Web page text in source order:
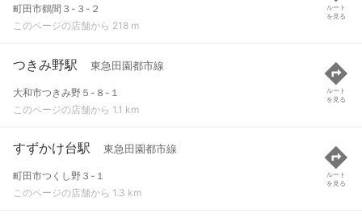
町田市鶴間３-３-２
このページの店舗から 218 m
ルート
を見る
つきみ野駅 東急田園都市線
大和市つきみ野５-８-１
このページの店舗から 1.1 km
ルート
を見る
すずかけ台駅 東急田園都市線
町田市つくし野３-１
このページの店舗から 1.3 km
ルート
を見る